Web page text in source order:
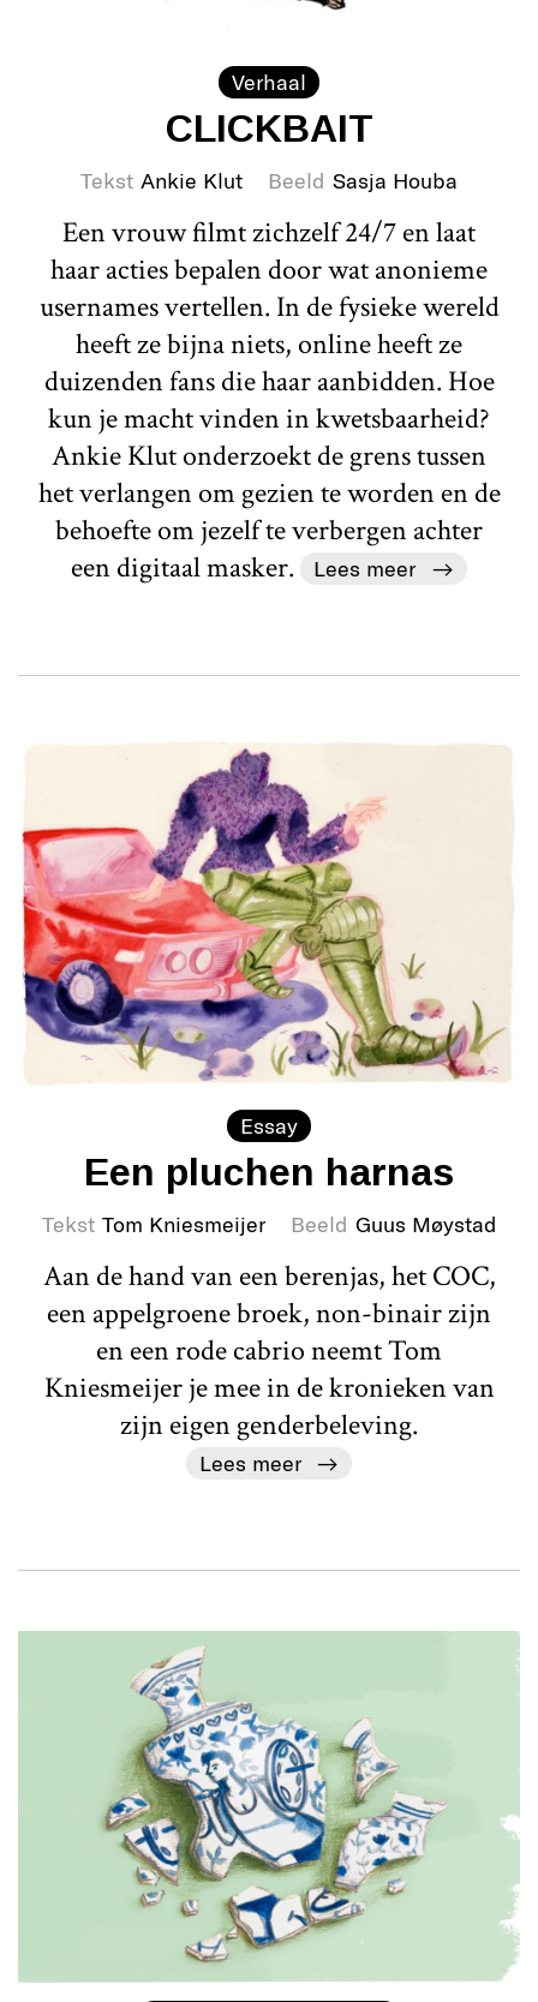
Verhaal
CLICKBAIT
Tekst Ankie Klut Beeld Sasja Houba
Een vrouw filmt zichzelf 24/7 en laat
haar acties bepalen door wat anonieme
usernames vertellen. In de fysieke wereld
heeft ze bijna niets, online heeft ze
duizenden fans die haar aanbidden. Hoe
kun je macht vinden in kwetsbaarheid?
Ankie Klut onderzoekt de grens tussen
het verlangen om gezien te worden en de
behoefte om jezelf te verbergen achter
een digitaal masker.
Lees meer
Essay
Een pluchen harnas
Tekst Tom Kniesmeijer Beeld Guus Møystad
Aan de hand van een berenjas, het COC,
een appelgroene broek, non-binair zijn
en een rode cabrio neemt Tom
Kniesmeijer je mee in de kronieken van
zijn eigen genderbeleving.
Lees meer